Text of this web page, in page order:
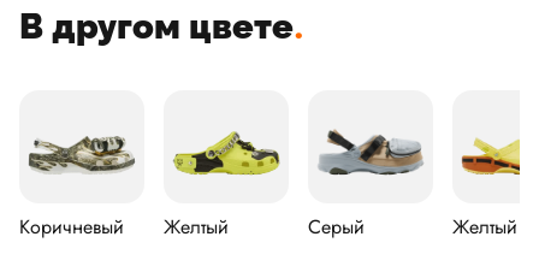
В другом цвете.
Коричневый Желтый Серый Желтый